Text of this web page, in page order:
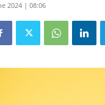
2024 | 08:06